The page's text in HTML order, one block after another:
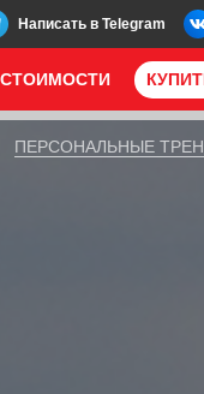
Написать в Telegram
СТОИМОСТИ
ПЕРСОНАЛЬНЫЕ